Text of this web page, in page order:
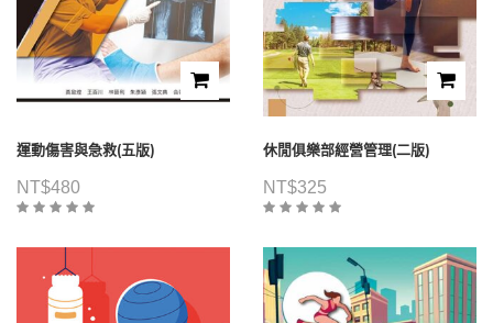
運動傷害與急救(五版)
NT$480
休閒俱樂部經營管理(二版)
NT$325